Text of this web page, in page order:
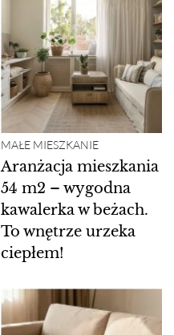
MAŁE MIESZKANIE
Aranżacja mieszkania
54 m2 – wygodna
kawalerka w beżach.
To wnętrze urzeka
ciepłem!